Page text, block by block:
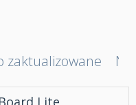
zaktualizowane
Lite